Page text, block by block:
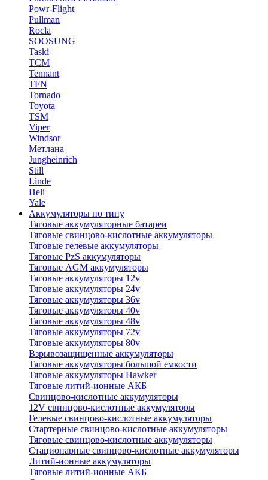
Powr-Flight
Pullman
Rocla
SOOSUNG
Taski
TCM
Tennant
TFN
Tornado
Toyota
TSM
Viper
Windsor
Метлана
Jungheinrich
Still
Linde
Heli
Yale
Аккумуляторы по типу
Тяговые аккумуляторные батареи
Тяговые свинцово-кислотные аккумуляторы
Тяговые гелевые аккумуляторы
Тяговые PzS аккумуляторы
Тяговые AGM аккумуляторы
Тяговые аккумуляторы 12v
Тяговые аккумуляторы 24v
Тяговые аккумуляторы 36v
Тяговые аккумуляторы 40v
Тяговые аккумуляторы 48v
Тяговые аккумуляторы 72v
Тяговые аккумуляторы 80v
Взрывозащищенные аккумуляторы
Тяговые аккумуляторы большой емкости
Тяговые аккумуляторы Hawker
Тяговые литий-ионные АКБ
Свинцово-кислотные аккумуляторы
12V свинцово-кислотные аккумуляторы
Гелевые свинцово-кислотные аккумуляторы
Стартерные свинцово-кислотные аккумуляторы
Тяговые свинцово-кислотные аккумуляторы
Стационарные свинцово-кислотные аккумуляторы
Литий-ионные аккумуляторы
Тяговые литий-ионные АКБ